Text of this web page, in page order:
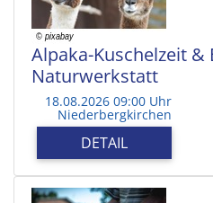
Alpaka-Kuschelzeit &
Naturwerkstatt
18.08.2026 09:00 Uhr
Niederbergkirchen
DETAIL